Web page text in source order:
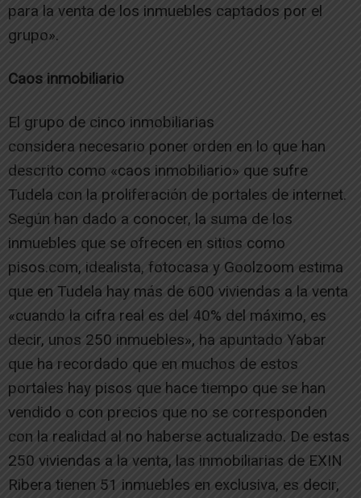
para la venta de los inmuebles captados por el
grupo».
Caos inmobiliario
El grupo de cinco inmobiliarias
considera necesario poner orden en lo que han
descrito como «caos inmobiliario» que sufre
Tudela con la proliferación de portales de internet.
Según han dado a conocer, la suma de los
inmuebles que se ofrecen en sitios como
pisos.com, idealista, fotocasa y Goolzoom estima
que en Tudela hay más de 600 viviendas a la venta
«cuando la cifra real es del 40% del máximo, es
decir, unos 250 inmuebles», ha apuntado Yabar
que ha recordado que en muchos de estos
portales hay pisos que hace tiempo que se han
vendido o con precios que no se corresponden
con la realidad al no haberse actualizado. De estas
250 viviendas a la venta, las inmobiliarias de EXIN
Ribera tienen 51 inmuebles en exclusiva, es decir,